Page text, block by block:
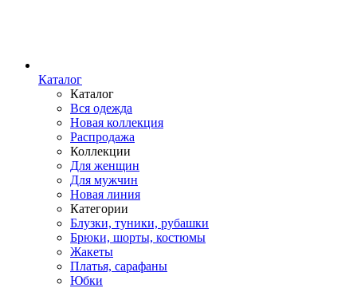
Каталог
Каталог
Вся одежда
Новая коллекция
Распродажа
Коллекции
Для женщин
Для мужчин
Новая линия
Категории
Блузки, туники, рубашки
Брюки, шорты, костюмы
Жакеты
Платья, сарафаны
Юбки